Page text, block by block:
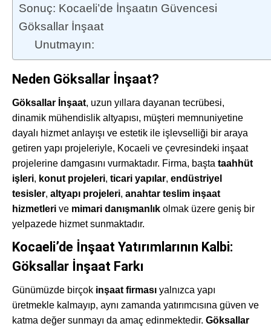
Sonuç: Kocaeli’de İnşaatın Güvencesi
Göksallar İnşaat
Unutmayın:
Neden Göksallar İnşaat?
Göksallar İnşaat, uzun yıllara dayanan tecrübesi,
dinamik mühendislik altyapısı, müşteri memnuniyetine
dayalı hizmet anlayışı ve estetik ile işlevselliği bir araya
getiren yapı projeleriyle, Kocaeli ve çevresindeki inşaat
projelerine damgasını vurmaktadır. Firma, başta taahhüt
işleri, konut projeleri, ticari yapılar, endüstriyel
tesisler, altyapı projeleri, anahtar teslim inşaat
hizmetleri ve mimari danışmanlık olmak üzere geniş bir
yelpazede hizmet sunmaktadır.
Kocaeli’de İnşaat Yatırımlarının Kalbi:
Göksallar İnşaat Farkı
Günümüzde birçok inşaat firması yalnızca yapı
üretmekle kalmayıp, aynı zamanda yatırımcısına güven ve
katma değer sunmayı da amaç edinmektedir. Göksallar